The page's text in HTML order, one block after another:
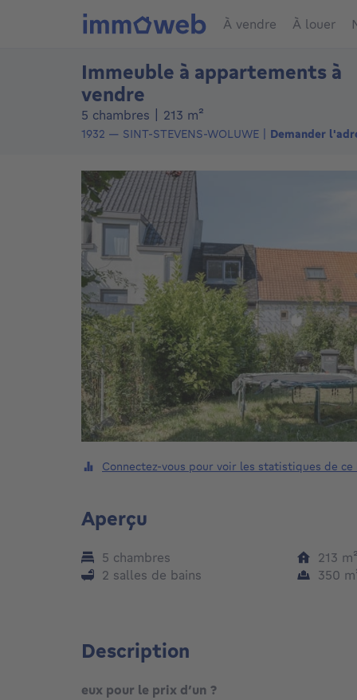
À vendre À louer
Immeuble à appartements à
vendre
5 chambres 213 m²
1932 — SINT-STEVENS-WOLUWE Demander
Connectez-vous pour voir les statistiques de ce
Aperçu
5 chambres
2 salles de bains
213 m²
350
Description
eux pour le prix d’un ?